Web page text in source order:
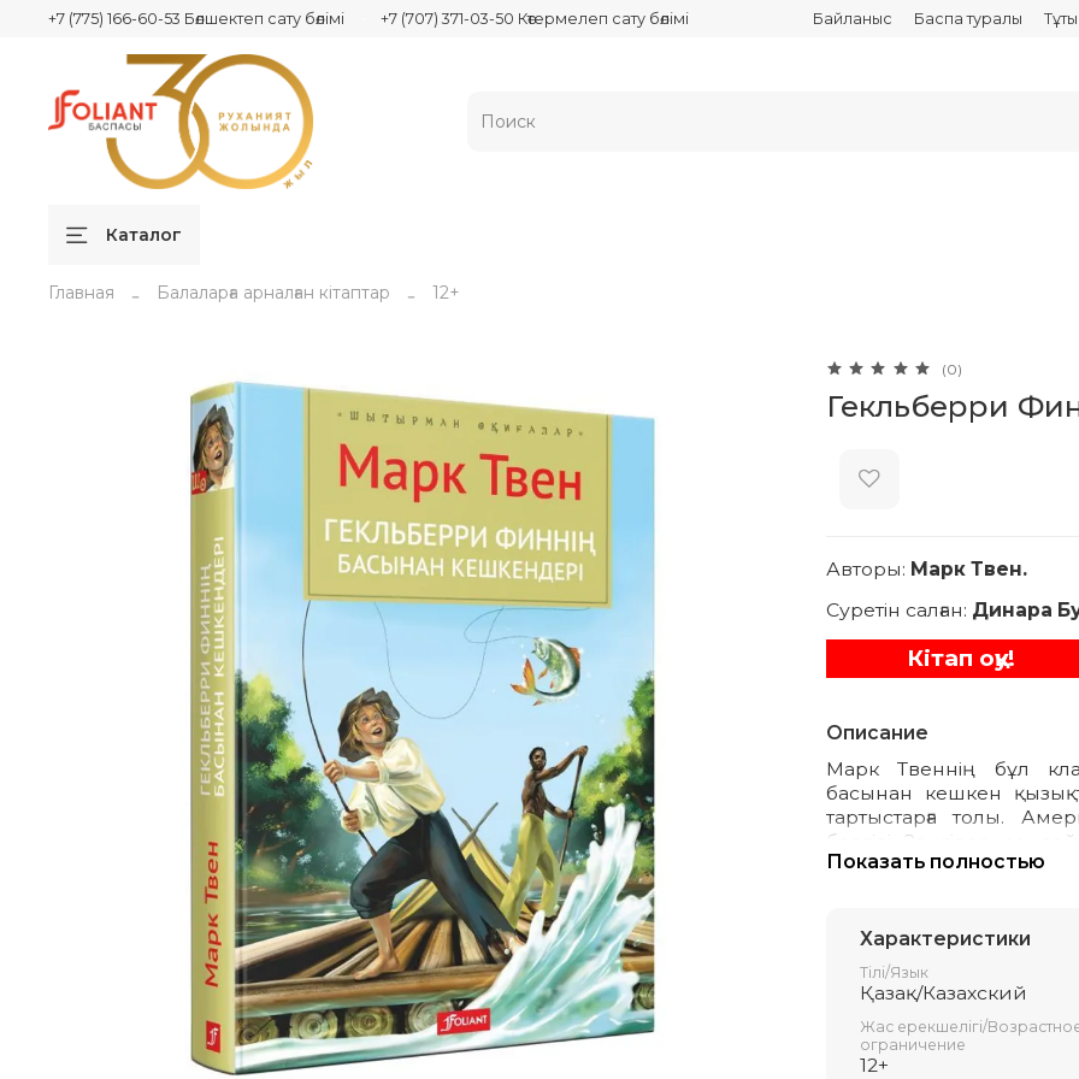
Байланыс Баспа туралы
+7 (775) 166-60-53 Бөлшектеп сату бөлімі +7 (707) 371-03-50 Көтермелеп сату бөлімі
Каталог
Главная Балаларға арналған кітаптар 12+
(0)
Гекльберри
Авторы: Марк Твен.
Суретін салған: Динара
Кітап оқу!
Описание
Марк Твеннің бұл
басынан кешкен
тартыстарға толы.
белгілі. Зәңгілер,
бөркі, көйлегі секілді
Оның біраз
сұмпайы құбылыс –
Показать полностью
Характеристики
Тілі/Язык
Қазақ/Казахский
Жас ерекшелігі/
ограничение
12+